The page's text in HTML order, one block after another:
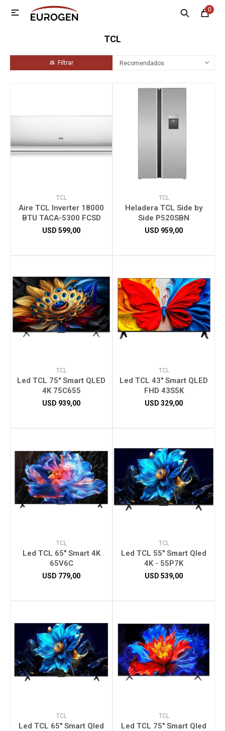
0

TCL
Recomendados
TCL
Aire TCL Inverter 18000
BTU TACA-5300 FCSD
USD 599,00
TCL
Heladera TCL Side by
Side P520SBN
USD 959,00
TCL
Led TCL 75" Smart QLED
4K 75C655
USD 939,00
TCL
Led TCL 43" Smart QLED
FHD 43S5K
USD 329,00
TCL
Led TCL 65" Smart 4K
65V6C
USD 779,00
TCL
Led TCL 55" Smart Qled
4K - 55P7K
USD 539,00
TCL
Led TCL 65" Smart Qled
TCL
Led TCL 75" Smart Qled
MI CUENTA
Contacto
Tecnología
Climatización
Bebés
Otros
Locales